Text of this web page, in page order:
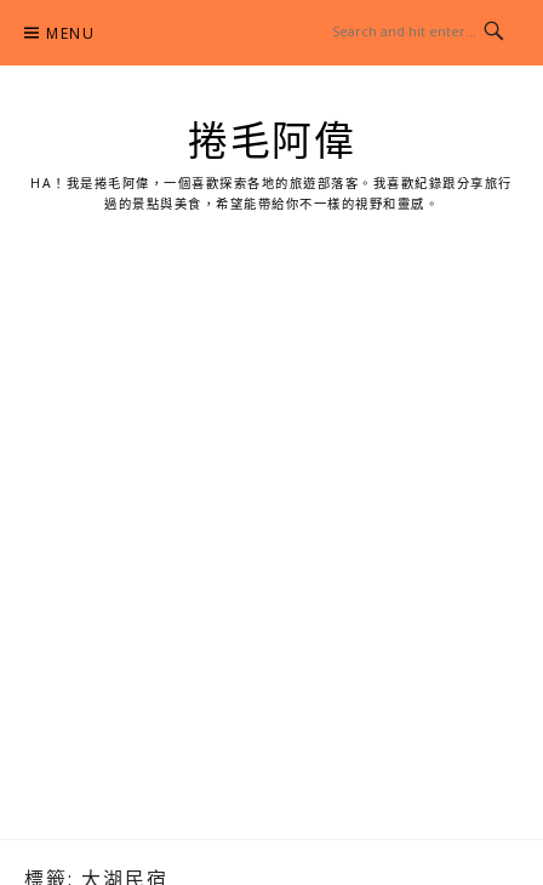
content
MENU
捲毛阿偉
HA！我是捲毛阿偉，一個喜歡探索各地的旅遊部落客。我喜歡紀錄跟分享旅行
過的景點與美食，希望能帶給你不一樣的視野和靈感。
標籤: 大湖民宿